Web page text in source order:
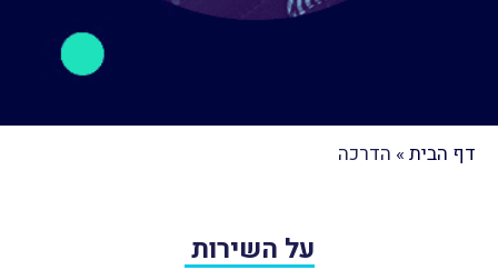
דף הבית » הדרכה
על השירות